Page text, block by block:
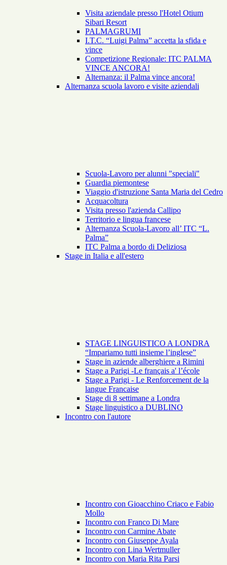
Visita aziendale presso l'Hotel Otium
Sibari Resort
PALMAGRUMI
I.T.C. “Luigi Palma” accetta la sfida e
vince
Competizione Regionale: ITC PALMA
VINCE ANCORA!
Alternanza: il Palma vince ancora!
Alternanza scuola lavoro e visite aziendali
Scuola-Lavoro per alunni "speciali"
Guardia piemontese
Viaggio d'istruzione Santa Maria del Cedro
Acquacoltura
Visita presso l'azienda Callipo
Territorio e lingua francese
Alternanza Scuola-Lavoro all’ ITC “L.
Palma”
ITC Palma a bordo di Deliziosa
Stage in Italia e all'estero
STAGE LINGUISTICO A LONDRA
“Impariamo tutti insieme l’inglese”
Stage in aziende alberghiere a Rimini
Stage a Parigi -Le français a' l’école
Stage a Parigi - Le Renforcement de la
langue Francaise
Stage di 8 settimane a Londra
Stage linguistico a DUBLINO
Incontro con l'autore
Incontro con Gioacchino Criaco e Fabio
Mollo
Incontro con Franco Di Mare
Incontro con Carmine Abate
Incontro con Giuseppe Ayala
Incontro con Lina Wertmuller
Incontro con Maria Rita Parsi